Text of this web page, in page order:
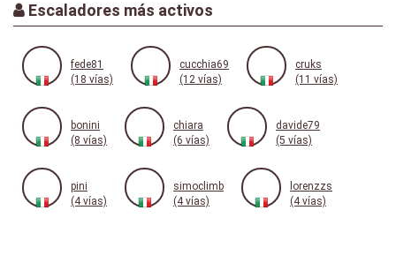
Escaladores más activos
fede81
(18 vías)
cucchia69
(12 vías)
cruks
(11 vías)
bonini
(8 vías)
chiara
(6 vías)
davide79
(5 vías)
pini
(4 vías)
simoclimb
(4 vías)
lorenzzs
(4 vías)